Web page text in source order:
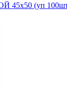
45х50 (уп